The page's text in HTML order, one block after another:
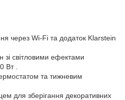
через Wi-Fi та додаток Klarstein
зі світловими ефектами
Вт .
та тижневим
для зберігання декоративних